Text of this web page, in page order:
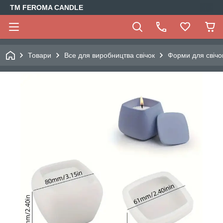
TM FEROMA CANDLE
Товари Все для виробництва свічок Форми для